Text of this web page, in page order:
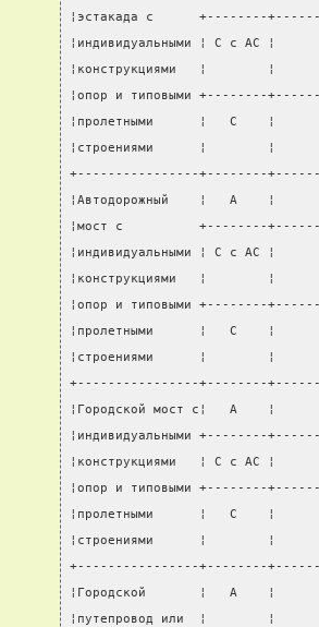
¦эстакада с      +--------
¦индивидуальными ¦ С с АС
¦конструкциями   ¦
¦опор и типовыми +--------
¦пролетными      ¦   С    ¦
¦строениями      ¦
+----------------+--------
¦Автодорожный    ¦   А    ¦
¦мост с          +--------
¦индивидуальными ¦ С с АС
¦конструкциями   ¦
¦опор и типовыми +--------
¦пролетными      ¦   С    ¦
¦строениями      ¦
+----------------+--------
¦Городской мост с¦   А    ¦
¦индивидуальными +--------
¦конструкциями   ¦ С с АС
¦опор и типовыми +--------
¦пролетными      ¦   С    ¦
¦строениями      ¦
+----------------+--------
¦Городской       ¦   А    ¦
¦путепровод или  ¦